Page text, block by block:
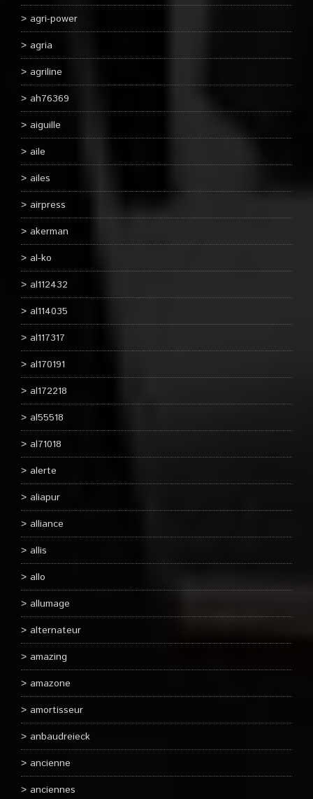
agri-power
agria
agriline
ah76369
aiguille
aile
ailes
airpress
akerman
al-ko
al112432
al114035
al117317
al170191
al172218
al55518
al71018
alerte
aliapur
alliance
allis
allo
allumage
alternateur
amazing
amazone
amortisseur
anbaudreieck
ancienne
anciennes